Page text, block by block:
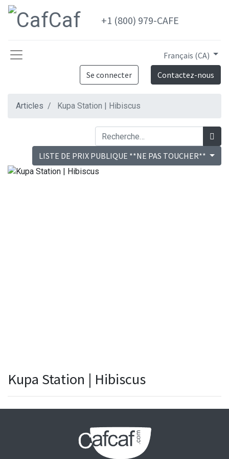
+1 (800) 979-CAFE
Se connecter Contactez-nous
Français (CA)
Articles Kupa Station | Hibiscus
LISTE DE PRIX PUBLIQUE **NE PAS TOUCHER**
Kupa Station | Hibiscus